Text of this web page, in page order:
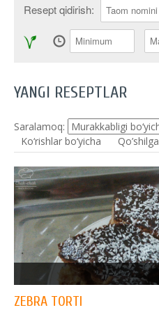
Resept qidirish:
YANGI RESEPTLAR
Saralamoq:
Ko‘rishlar bo‘yicha
ZEBRA TORTI